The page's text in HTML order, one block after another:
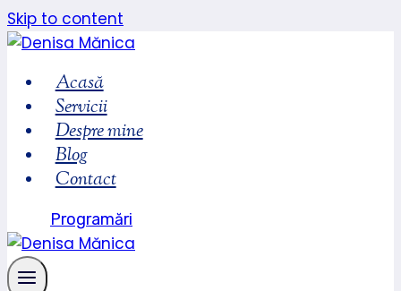
Skip to content
Acasă
Servicii
Despre mine
Blog
Contact
Programări